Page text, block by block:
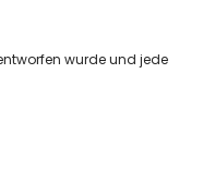
wurde und jede